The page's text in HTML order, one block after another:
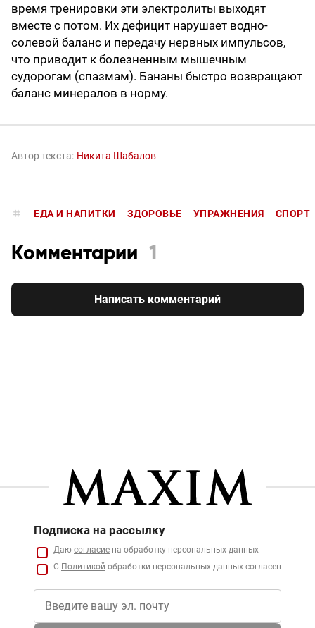
время тренировки эти электролиты выходят
вместе с потом. Их дефицит нарушает водно-
солевой баланс и передачу нервных импульсов,
что приводит к болезненным мышечным
судорогам (спазмам). Бананы быстро возвращают
баланс минералов в норму.
Автор текста: Никита Шабалов
ЕДА И НАПИТКИ ЗДОРОВЬЕ УПРАЖНЕНИЯ СПОРТ
Комментарии 1
Написать комментарий
Подписка на рассылку
Даю согласие на обработку персональных данных
С Политикой обработки персональных данных согласен